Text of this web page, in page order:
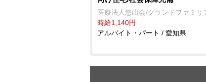
医療法人悠山会/グランドファミリ
時給1,140円
アルバイト・パート / 愛知県